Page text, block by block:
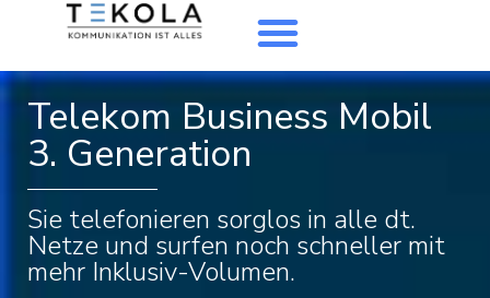
Telekom Business Mobil
3. Generation
Sie telefonieren sorglos in alle dt.
Netze und surfen noch schneller mit
mehr Inklusiv-Volumen.